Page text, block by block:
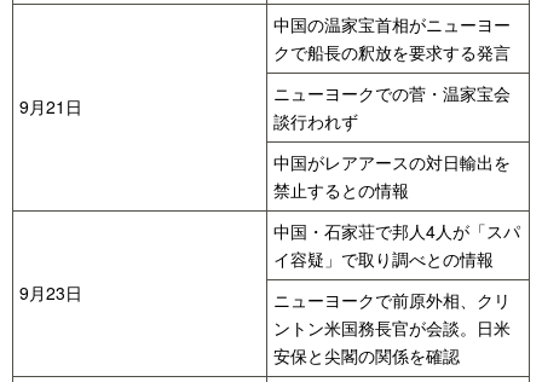
9月21日
中国の温家宝首相がニューヨー
クで船長の釈放を要求する発言
ニューヨークでの菅・温家宝会
談行われず
中国がレアアースの対日輸出を
禁止するとの情報
9月23日
中国・石家荘で邦人4人が「スパ
イ容疑」で取り調べとの情報
ニューヨークで前原外相、クリ
ントン米国務長官が会談。日米
安保と尖閣の関係を確認